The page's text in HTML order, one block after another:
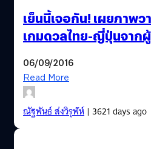
เย็นนี้เจอกัน! เผยภาพ
เกมดวลไทย-ญี่ปุ่นจาก
06/09/2016
Read More
ณัฐพันธ์ ส่งวิรุฬห์| 3621 days ago